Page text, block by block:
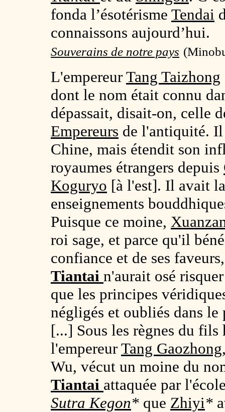
fonda l’ésotérisme Tendai
connaissons aujourd’hui.
Souverains de notre pays
L'empereur Tang Taizhong
dont le nom était connu
dépassait, disait-on, celle
Empereurs de l'antiquité. Il
Chine, mais étendit son
royaumes étrangers depuis
Koguryo [à l'est]. Il avait
enseignements
Puisque ce moine,
roi sage, et parce qu'il
confiance et de ses
Tiantai n'aurait osé
que les principes
négligés et oubliés dans le
[...] Sous les règnes du
l'empereur Tang Gaozhong
Wu, vécut un moine du
Tiantai attaquée par
Sutra Kegon* que Zhiyi*